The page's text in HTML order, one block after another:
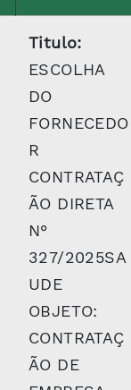
Titulo:
ESCOLHA
DO
FORNECEDO
R
CONTRATAÇ
ÃO DIRETA
N°
327/2025SA
UDE
OBJETO:
CONTRATAÇ
ÃO DE